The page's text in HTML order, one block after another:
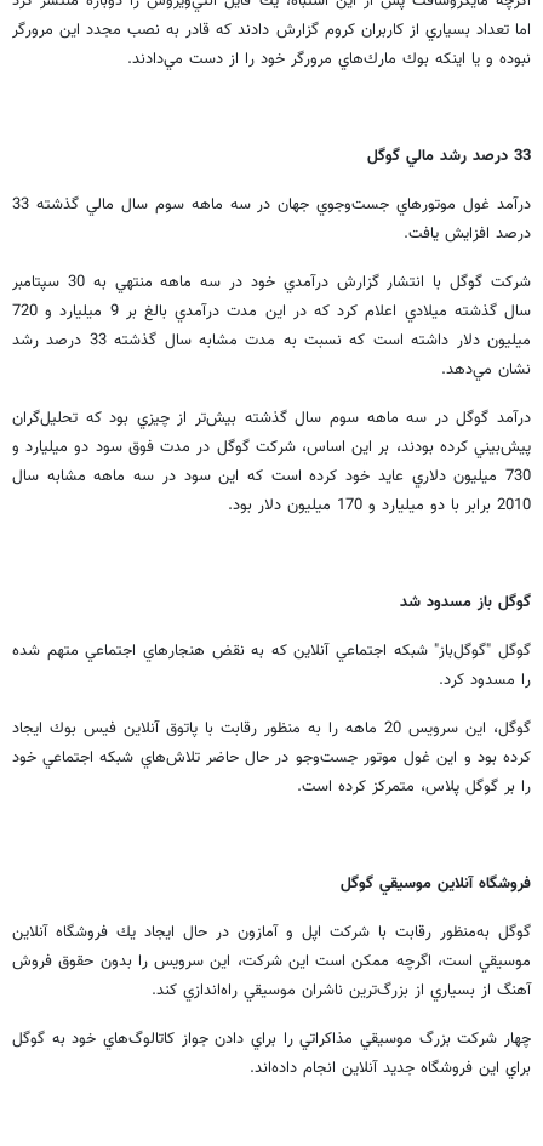
اما تعداد بسياري از كاربران كروم گزارش دادند كه قادر به نصب مجدد اين مرورگر
نبوده و يا اينكه بوك مارك‌هاي مرورگر خود را از دست مي‌دادند.
33 درصد رشد مالي گوگل
درآمد غول موتورهاي جست‌وجوي جهان در سه ماهه سوم سال مالي گذشته 33
درصد افزايش يافت.
شرکت گوگل با انتشار گزارش درآمدي خود در سه ماهه منتهي به 30 سپتامبر
سال گذشته ميلادي اعلام کرد که در اين مدت درآمدي بالغ بر 9 ميليارد و 720
ميليون دلار داشته است که نسبت به مدت مشابه سال گذشته 33 درصد رشد
نشان مي‌دهد.
درآمد گوگل در سه ماهه سوم سال گذشته بيش‌تر از چيزي بود که تحليل‌گران
پيش‌بيني کرده بودند، بر اين اساس، شرکت گوگل در مدت فوق سود دو ميليارد و
730 ميليون دلاري عايد خود کرده است که اين سود در سه ماهه مشابه سال
2010 برابر با دو ميليارد و 170 ميليون دلار بود.
گوگل باز مسدود شد
گوگل "گوگل‌باز" شبكه اجتماعي آنلاين كه به نقض هنجارهاي اجتماعي متهم شده
را مسدود كرد.
گوگل، اين سرويس 20 ماهه را به منظور رقابت با پاتوق آنلاين فيس بوك ايجاد
كرده بود و اين غول موتور جست‌وجو در حال حاضر تلاش‌هاي شبكه اجتماعي خود
را بر گوگل پلاس، متمركز كرده است.
فروشگاه آنلاين موسيقي گوگل
گوگل به‌منظور رقابت با شركت اپل و آمازون در حال ايجاد يك فروشگاه آنلاين
موسيقي است، اگرچه ممكن است اين شركت، اين سرويس را بدون حقوق فروش
آهنگ از بسياري از بزرگ‌ترين ناشران موسيقي راه‌اندازي كند.
چهار شركت بزرگ موسيقي مذاكراتي را براي دادن جواز كاتالوگ‌هاي خود به گوگل
براي اين فروشگاه جديد آنلاين انجام داده‌اند.